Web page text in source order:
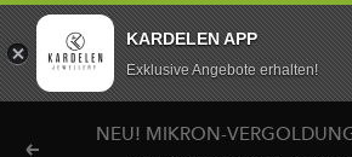
zum
NEU! MIKRON-
KARDELEN APP
Exklusive Angebote erhalten!